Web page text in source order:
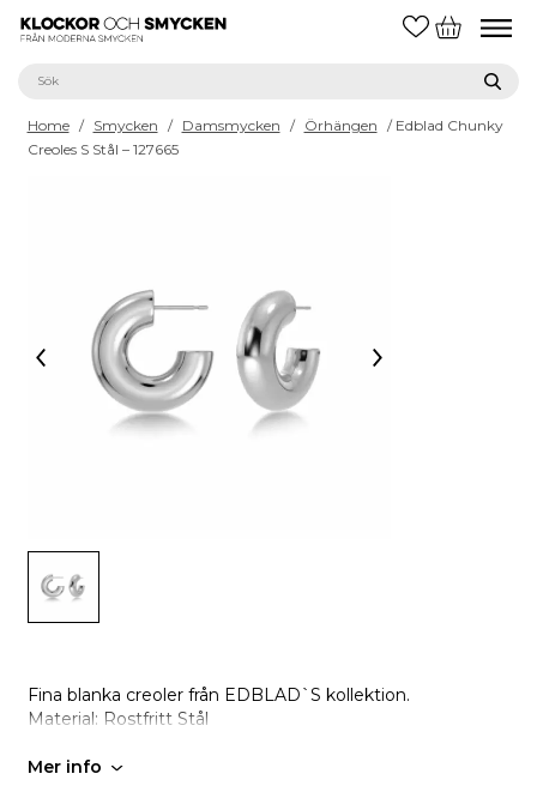
Home / Smycken / Damsmycken / Örhängen / Edblad Chunky
Creoles S Stål – 127665
Fina blanka creoler från EDBLAD`S kollektion.
Material: Rostfritt Stål
Mer info